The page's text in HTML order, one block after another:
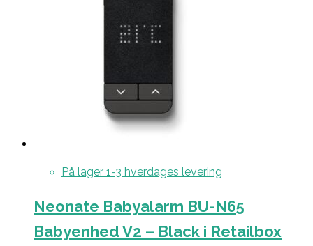
På lager 1-3 hverdages levering
Neonate Babyalarm BU-N65
Babyenhed V2 – Black i Retailbox